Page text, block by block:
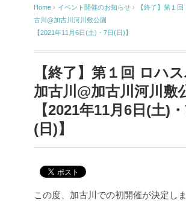
Home › イベント開催のお知らせ ›
【終了】第１
古川@加古川河川敷公園
【2021年11月6日(土)・7日(日)】
【終了】第１回 ロハ
加古川@加古川河川敷
【2021年11月6日(土)・
(日)】
この度、加古川での初開催が決定し